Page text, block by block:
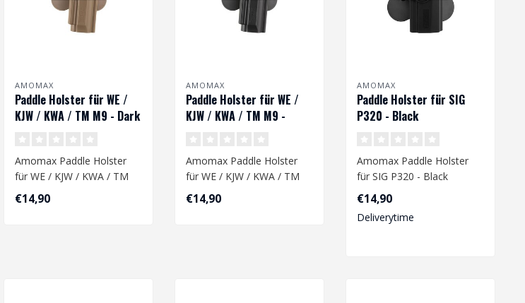
AMOMAX
Paddle Holster für WE /
KJW / KWA / TM M9 - Dark
Amomax Paddle Holster
für WE / KJW / KWA / TM
M9 - Dark Earth..
€14,90
AMOMAX
Paddle Holster für WE /
KJW / KWA / TM M9 -
Amomax Paddle Holster
für WE / KJW / KWA / TM
M9 - Black
€14,90
AMOMAX
Paddle Holster für SIG
P320 - Black
Amomax Paddle Holster
für SIG P320 - Black
€14,90
Deliverytime